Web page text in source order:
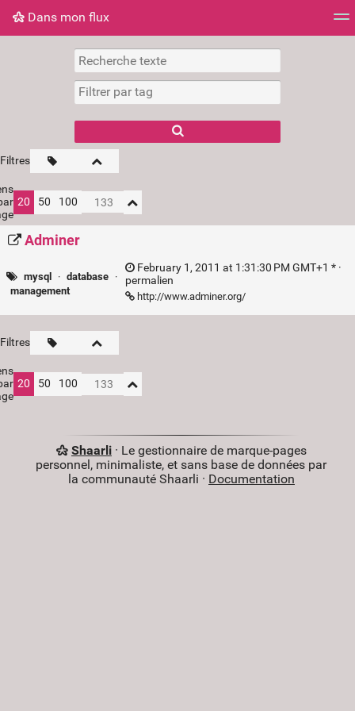
Dans mon flux
Dans mon flux Nuage de tags Mur d'images
Filtres
20 50 100
Adminer
mysql · database ·
management
February 1, 2011 at 1:31:30 PM GMT+1 * ·
permalien
http://www.adminer.org/
Filtres
20 50 100
Shaarli· Le gestionnaire de marque-pages
personnel, minimaliste, et sans base de données par
la communauté Shaarli · Documentation